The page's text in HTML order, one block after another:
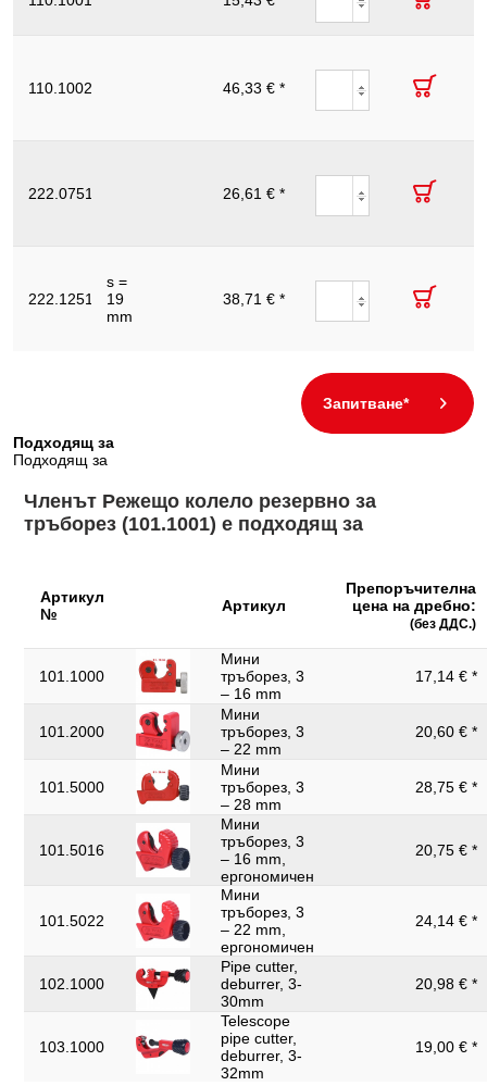
110.1002 31.4 55
46,33 € *
222.0751 44.6 35
26,61 € *
222.1251
пластмасово,
53.0 96
s =
19
mm
38,71 € *
Запитване*
Подходящ за
Подходящ за
Членът Режещо колело резервно за
тръборез (101.1001) е подходящ за
Артикул
№
Артикул
Препоръчителна
цена на дребно:
(без ДДС.)
101.1000
Мини
тръборез, 3
– 16 mm
17,14 € *
101.2000
Мини
тръборез, 3
– 22 mm
20,60 € *
101.5000
Мини
тръборез, 3
– 28 mm
28,75 € *
101.5016
Мини
тръборез, 3
– 16 mm,
ергономичен
20,75 € *
101.5022
Мини
тръборез, 3
– 22 mm,
ергономичен
24,14 € *
102.1000
Pipe cutter,
deburrer, 3-
30mm
20,98 € *
103.1000
Telescope
pipe cutter,
deburrer, 3-
32mm
19,00 € *